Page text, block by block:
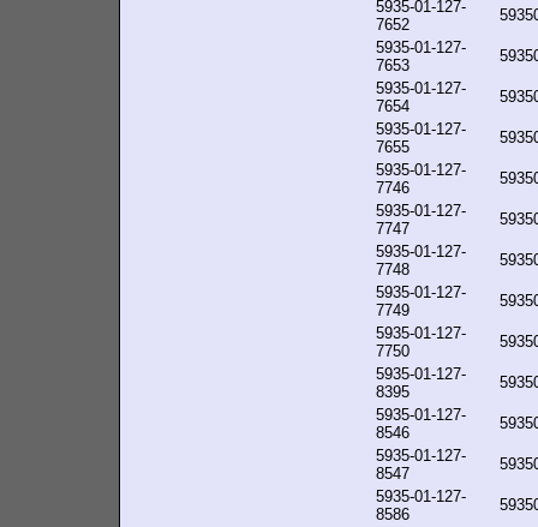
5935-01-127-
7652
5935-01-127-
7653
5935-01-127-
7654
5935-01-127-
7655
5935-01-127-
7746
5935-01-127-
7747
5935-01-127-
7748
5935-01-127-
7749
5935-01-127-
7750
5935-01-127-
8395
5935-01-127-
8546
5935-01-127-
8547
5935-01-127-
8586